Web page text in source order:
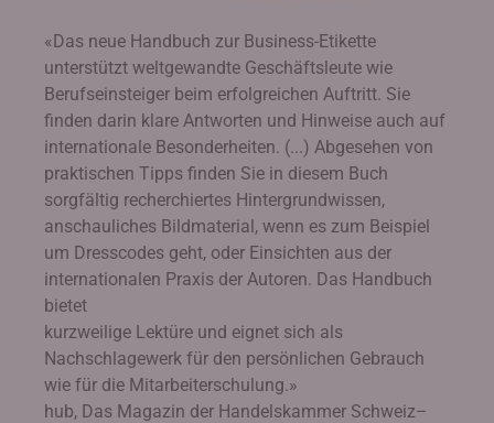
«Das neue Handbuch zur Business-Etikette
unterstützt weltgewandte Geschäftsleute wie
Berufseinsteiger beim erfolgreichen Auftritt. Sie
finden darin klare Antworten und Hinweise auch auf
internationale Besonderheiten. (...) Abgesehen von
praktischen Tipps finden Sie in diesem Buch
sorgfältig recherchiertes Hintergrundwissen,
anschauliches Bildmaterial, wenn es zum Beispiel
um Dresscodes geht, oder Einsichten aus der
internationalen Praxis der Autoren. Das Handbuch
bietet
kurzweilige Lektüre und eignet sich als
Nachschlagewerk für den persönlichen Gebrauch
wie für die Mitarbeiterschulung.»
hub, Das Magazin der Handelskammer Schweiz–